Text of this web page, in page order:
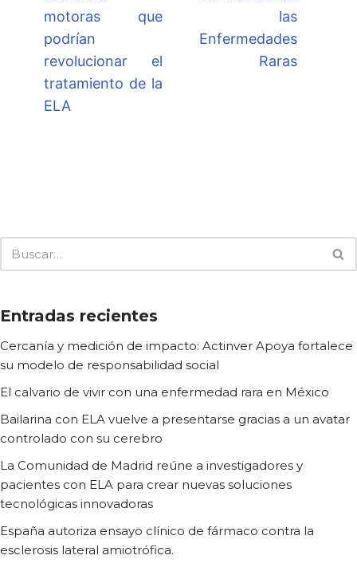
motoras que
podrían
revolucionar el
tratamiento de la
ELA
las
Enfermedades
Raras
Entradas recientes
Cercanía y medición de impacto: Actinver Apoya fortalece
su modelo de responsabilidad social
El calvario de vivir con una enfermedad rara en México
Bailarina con ELA vuelve a presentarse gracias a un avatar
controlado con su cerebro
La Comunidad de Madrid reúne a investigadores y
pacientes con ELA para crear nuevas soluciones
tecnológicas innovadoras
España autoriza ensayo clínico de fármaco contra la
esclerosis lateral amiotrófica.